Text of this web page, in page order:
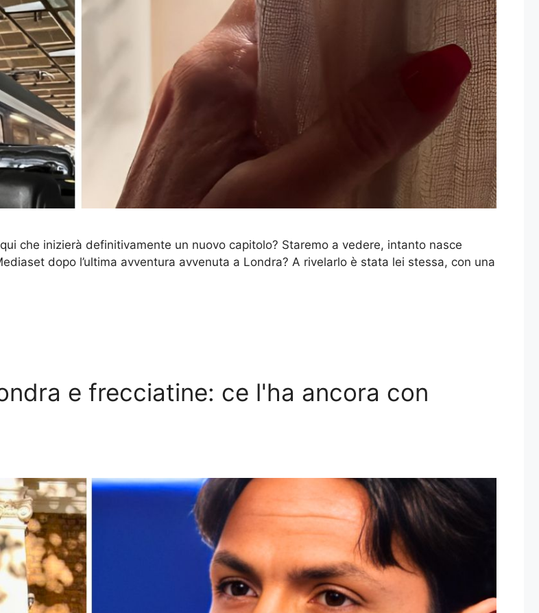
che inizierà definitivamente un nuovo capitolo? Staremo a vedere, intanto nasce
dopo l’ultima avventura avvenuta a Londra? A rivelarlo è stata lei stessa, con una
e frecciatine: ce l'ha ancora con